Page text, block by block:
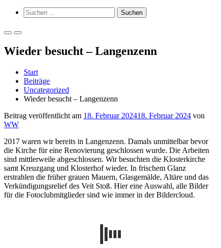
Such-
Formular
Suchen
nach:
Primäres
für
Primäres
für
Wieder besucht – Langenzenn
Start
Beiträge
Uncategorized
Wieder besucht – Langenzenn
Beitrag veröffentlicht am 18. Februar 202418. Februar 2024 von
WW
2017 waren wir bereits in Langenzenn. Damals unmittelbar bevor
die Kirche für eine Renovierung geschlossen wurde. Die Arbeiten
sind mittlerweile abgeschlossen. Wir besuchten die Klosterkirche
samt Kreuzgang und Klosterhof wieder. In frischem Glanz
erstrahlen die früher grauen Mauern, Glasgemälde, Altäre und das
Verkündigungsrelief des Veit Stoß. Hier eine Auswahl, alle Bilder
für die Fotoclubmitglieder sind wie immer in der Bildercloud.